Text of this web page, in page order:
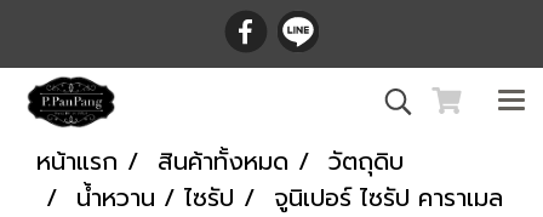
หน้าแรก สินค้าทั้งหมด
วัตถุดิบ
น้ำหวาน / ไซรัป
จูนิเปอร์ ไซรัป คาราเมล